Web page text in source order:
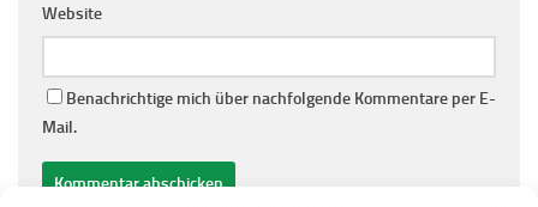
Website
Benachrichtige mich über nachfolgende Kommentare per E-
Mail.